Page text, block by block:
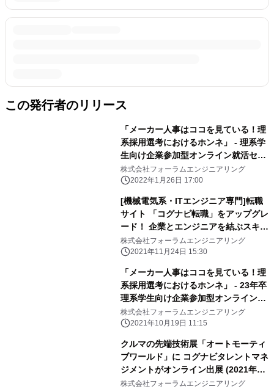
この発行者のリリース
「メーカー人事はココを見ている！理
系採用選考におけるホンネ」 - 理系学
生向け企業参加型オンライン就活セミ
ナー 第二弾を開催 -
株式会社フォーラムエンジニアリング
2022年1月26日 17:00
[機械電気系・ITエンジニア専門]転職
サイト 「コグナビ転職」をアップグレ
ード！ 企業とエンジニアを結ぶスキル
マッチングサービスが使い易く！
株式会社フォーラムエンジニアリング
2021年11月24日 15:30
「メーカー人事はココを見ている！理
系採用選考におけるホンネ」 - 23年卒
理系学生向け企業参加型オンライン就
活セミナーを開催 -
株式会社フォーラムエンジニアリング
2021年10月19日 11:15
クルマの先端技術展「オートモーティ
ブワールド」に コグナビタレントマネ
ジメントがオンライン出展 (2021年9
月8日から開催)
株式会社フォーラムエンジニアリング